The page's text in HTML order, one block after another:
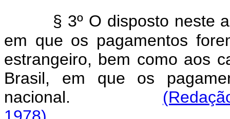
§ 3º O disposto neste
em que os pagamentos
estrangeiro, bem como aos
Brasil, em que os
nacional.